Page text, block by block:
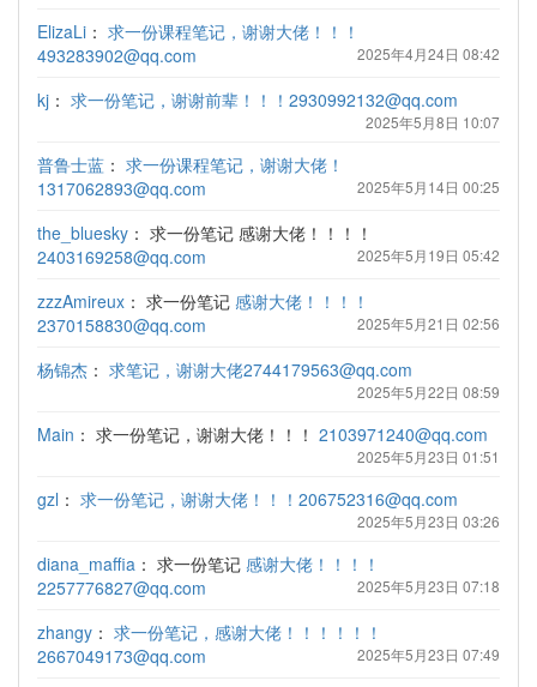
ElizaLi ： 求一份课程笔记，谢谢大佬！！！
493283902@qq.com
2025年4月24日 08:42
kj ： 求一份笔记，谢谢前辈！！！2930992132@qq.com
2025年5月8日 10:07
普鲁士蓝 ： 求一份课程笔记，谢谢大佬！
1317062893@qq.com
2025年5月14日 00:25
the_bluesky ： 求一份笔记 感谢大佬！！！！
2403169258@qq.com
2025年5月19日 05:42
zzzAmireux ： 求一份笔记 感谢大佬！！！！
2370158830@qq.com
2025年5月21日 02:56
杨锦杰 ： 求笔记，谢谢大佬2744179563@qq.com
2025年5月22日 08:59
Main ： 求一份笔记，谢谢大佬！！！ 2103971240@qq.com
2025年5月23日 01:51
gzl ： 求一份笔记，谢谢大佬！！！206752316@qq.com
2025年5月23日 03:26
diana_maffia ： 求一份笔记 感谢大佬！！！！
2257776827@qq.com
2025年5月23日 07:18
zhangy ： 求一份笔记，感谢大佬！！！！！！
2667049173@qq.com
2025年5月23日 07:49